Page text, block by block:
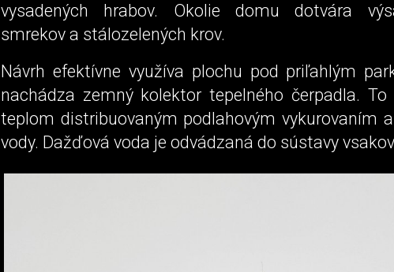
vysadených hrabov. Okolie domu dotvára
smrekov a stálozelených krov.
Návrh efektívne využíva plochu pod priľahlým
nachádza zemný kolektor tepelného čerpadla. To
teplom distribuovaným podlahovým vykurovaním
vody. Dažďová voda je odvádzaná do sústavy